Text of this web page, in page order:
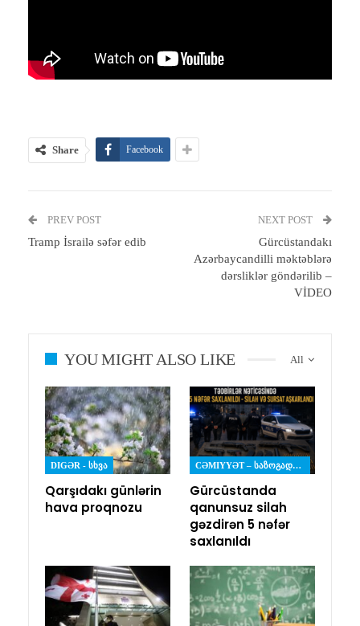
Share Facebook
PREV POST
Tramp İsrailə səfər edib
NEXT POST
Gürcüstandakı
Azərbaycandilli məktəblərə
dərsliklər göndərilib –
VİDEO
All
YOU MIGHT ALSO LIKE
DIGƏR - ᲡᲮᲕᲐ
Qarşıdakı günlərin
hava proqnozu
CƏMIYYƏT – ᲡᲐᲖᲝᲒᲐᲓᲝᲔᲑᲐ
Gürcüstanda
qanunsuz silah
gəzdirən 5 nəfər
saxlanıldı